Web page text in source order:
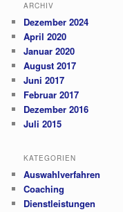
ARCHIV
Dezember 2024
April 2020
Januar 2020
August 2017
Juni 2017
Februar 2017
Dezember 2016
Juli 2015
KATEGORIEN
Auswahlverfahren
Coaching
Dienstleistungen